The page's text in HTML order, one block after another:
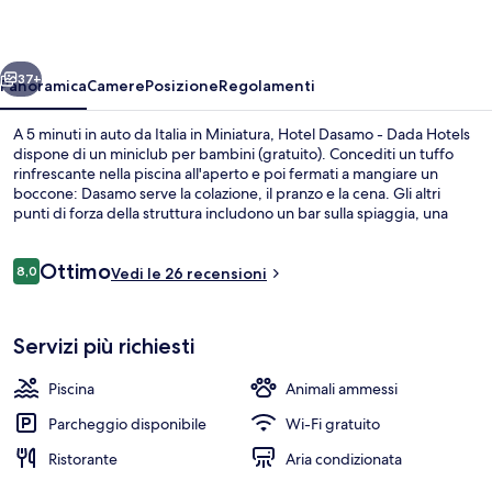
Avanti
37+
PanoramicaCamerePosizioneRegolamenti
A 5 minuti in auto da Italia in Miniatura, Hotel Dasamo - Dada Hotels
dispone di un miniclub per bambini (gratuito). Concediti un tuffo
rinfrescante nella piscina all'aperto e poi fermati a mangiare un
boccone: Dasamo serve la colazione, il pranzo e la cena. Gli altri
punti di forza della struttura includono un bar sulla spiaggia, una
Recensioni
8,08,0 su 10
OttimoVedi le 26 recensioni
Servizi più richiesti
Piscina
Animali ammessi
Parcheggio disponibile
Wi-Fi gratuito
Ristorante
Aria condizionata